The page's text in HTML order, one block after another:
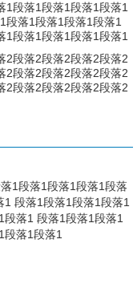
1段落1段落1段落1段落1
段落1段落1段落1段落1
1段落1段落1段落1段落1
2段落2段落2段落2段落2
2段落2段落2段落2段落2
2段落2段落2段落2段落2
1段落1段落1段落1段落
段落1段落1段落1段落1
落1 段落1段落1段落1
落1段落1